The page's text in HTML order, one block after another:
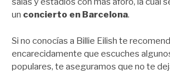
un concierto en Barcelona.
Si no conocías a Billie Eilish te
encarecidamente que escuches
populares, te aseguramos que no te